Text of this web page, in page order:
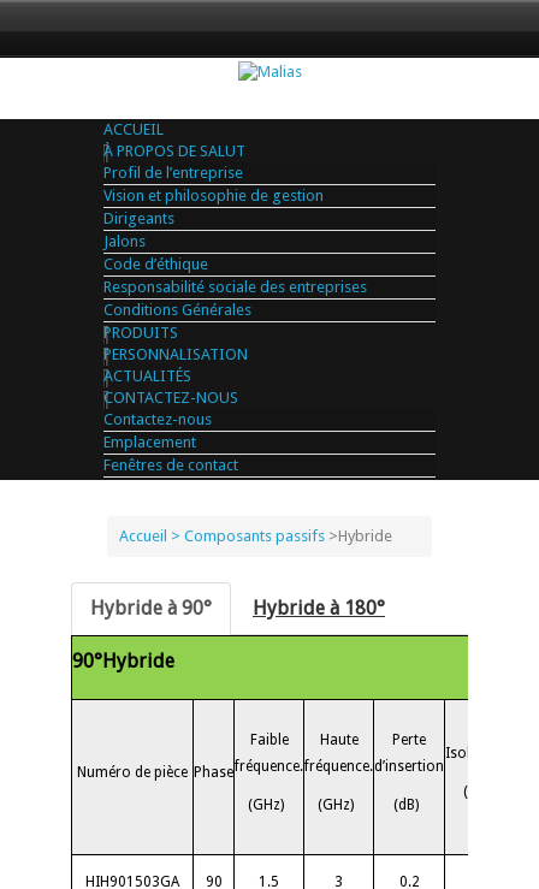
ACCUEIL
À PROPOS DE SALUT
Profil de l’entreprise
Vision et philosophie de gestion
Dirigeants
Jalons
Code d’éthique
Responsabilité sociale des entreprises
Conditions Générales
PRODUITS
PERSONNALISATION
ACTUALITÉS
CONTACTEZ-NOUS
Contactez-nous
Emplacement
Fenêtres de contact
Accueil > Composants passifs >Hybride
Hybride à 90° Hybride à 180°
90°Hybride
Numéro de pièce Phase
Faible
fréquence.
(GHz)
Haute
fréquence.
(GHz)
Perte
d’insertion
(dB)
Isolement
(dB)
HIH901503GA 90 1.5 3 0.2